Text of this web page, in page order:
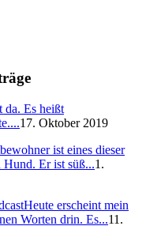
da. Es heißt
17. Oktober 2019
ist eines dieser
Hund. Er ist süß...1.
Heute erscheint mein
Worten drin. Es...11.